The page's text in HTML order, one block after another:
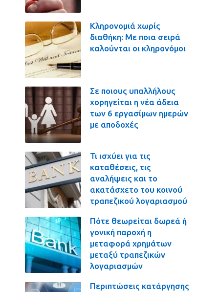
Κληρονομιά χωρίς
διαθήκη: Με ποια σειρά
καλούνται οι κληρονόμοι
Σε ποιους υπαλλήλους
χορηγείται η νέα άδεια
των 6 εργασίμων ημερών
με αποδοχές
Τι ισχύει για τις
καταθέσεις, τις
αναλήψεις και το
ακατάσχετο του κοινού
τραπεζικού λογαριασμού
Πότε θεωρείται δωρεά ή
γονική παροχή η
μεταφορά χρημάτων
μεταξύ τραπεζικών
λογαριασμών
Περιπτώσεις κατάργησης